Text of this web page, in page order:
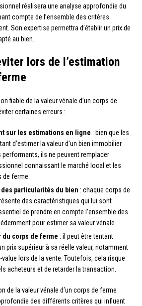
réalisera une analyse approfondie du
compte de l’ensemble des critères
Son expertise permettra d’établir un prix de
au bien.
lors de l’estimation
fiable de la valeur vénale d’un corps de
certaines erreurs :
sur les estimations en ligne : bien que les
d’estimer la valeur d’un bien immobilier
performants, ils ne peuvent remplacer
connaissant le marché local et les
de ferme.
des particularités du bien : chaque corps de
des caractéristiques qui lui sont
de prendre en compte l’ensemble des
pour estimer sa valeur vénale.
du corps de ferme : il peut être tentant
prix supérieur à sa réelle valeur, notamment
lors de la vente. Toutefois, cela risque
acheteurs et de retarder la transaction.
de la valeur vénale d’un corps de ferme
des différents critères qui influent